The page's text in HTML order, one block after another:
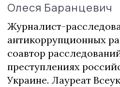
Олеся Баранцевич
Журналист-
антикоррупционных
соавтор
преступлениях
Украине. Лауреат